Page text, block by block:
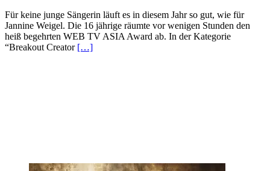
Für keine junge Sängerin läuft es in diesem Jahr so gut, wie für
Jannine Weigel. Die 16 jährige räumte vor wenigen Stunden den
heiß begehrten WEB TV ASIA Award ab. In der Kategorie
“Breakout Creator […]